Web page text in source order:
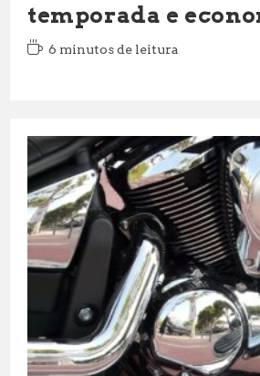
temporada e
Tempo6 minutos de leitura